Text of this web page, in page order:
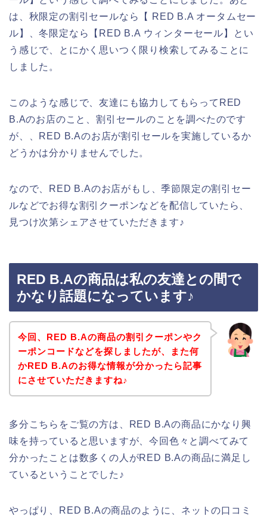
は、秋限定の割引セールなら【 RED B.A オータムセー
ル】、冬限定なら【RED B.A ウィンターセール】とい
う感じで、とにかく思いつく限り検索してみることに
しました。
このような感じで、友達にも協力してもらってRED
B.Aのお店のこと、割引セールのことを調べたのです
が、、RED B.Aのお店が割引セールを実施しているか
どうかは分かりませんでした。
なので、RED B.Aのお店がもし、季節限定の割引セー
ルなどでお得な割引クーポンなどを配信していたら、
見つけ次第シェアさせていただきます♪
RED B.Aの商品は私の友達との間で
かなり話題になっています♪
今回、RED B.Aの商品の割引クーポンやク
ーポンコードなどを探しましたが、また何
かRED B.Aのお得な情報が分かったら記事
にさせていただきますね♪
多分こちらをご覧の方は、RED B.Aの商品にかなり興
味を持っていると思いますが、今回色々と調べてみて
分かったことは数多くの人がRED B.Aの商品に満足し
ているということでした♪
やっぱり、RED B.Aの商品のように、ネットの口コミ